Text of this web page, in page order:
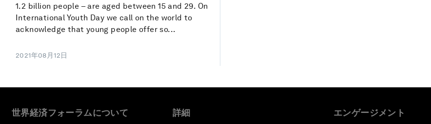
1.2 billion people – are aged between 15 and 29. On
International Youth Day we call on the world to
acknowledge that young people offer so...
2021年08月12日
世界経済フォーラムについて 詳細 エンゲージメント